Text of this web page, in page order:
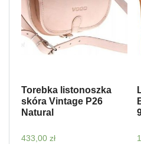
Torebka listonoszka
skóra Vintage P26
Natural
433,00 zł